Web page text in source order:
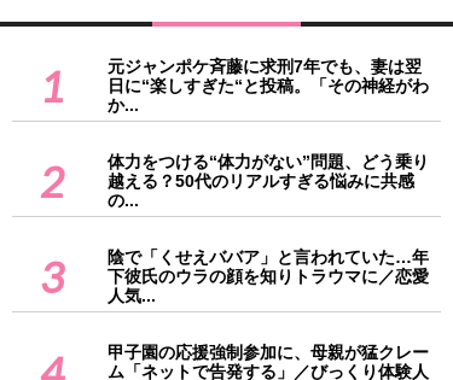
1
元ジャンポケ斉藤に求刑7年でも、妻は翌
日に“楽しすぎた“と投稿。「その神経がわ
か...
2
体力をつける“体力がない”問題、どう乗り
越える？50代のリアルすぎる悩みに共感
の...
3
陰で「くせえババア」と言われていた…年
下彼氏のウラの顔を知りトラウマに／恋愛
人気...
甲子園の応援強制参加に、母親が猛クレー
ム「ネットで告発する」／びっくり体験人